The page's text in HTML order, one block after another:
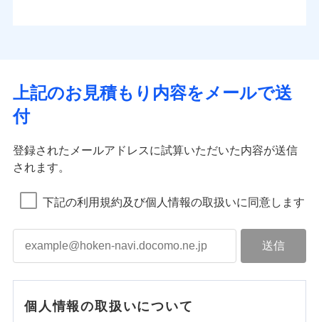
上記のお見積もり内容をメールで送
付
登録されたメールアドレスに試算いただいた内容が送信
されます。
下記の利用規約及び個人情報の取扱いに同意します
個人情報の取扱いについて